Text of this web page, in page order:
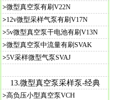
>微型真空泵有刷V22N
>12v微型采样气泵有刷V17N
>5v微型真空泵干电池有刷V13N
>微型真空泵中流量有刷SVAK
>5V采样微型气泵SVAJ
13.微型真空泵采样泵-经典
>高负压小型真空泵VCH